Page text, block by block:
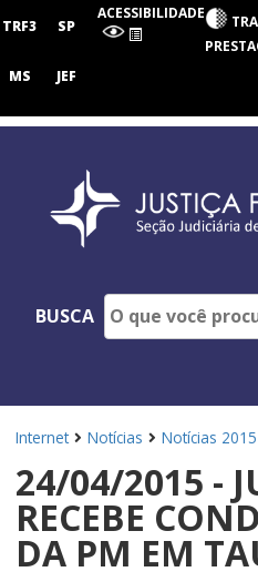
Judiciária
Paulo
TRF3 SP
MS JEF
ACESSIBILIDADE
BUSCA
Internet Notícias Notícias 2015
24/04/2015 -
RECEBE
DA PM EM